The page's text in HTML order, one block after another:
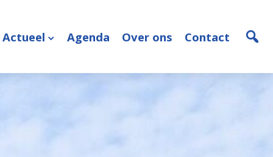
Actueel Agenda Over ons Contact